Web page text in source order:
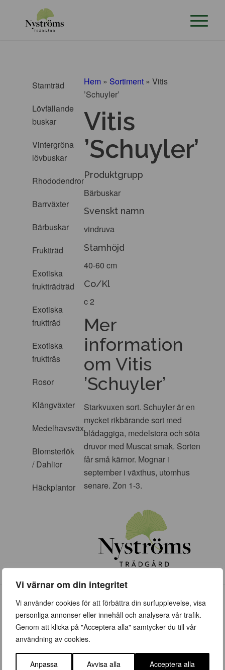
Vi värnar om din integritet
Vi använder cookies för att förbättra din surfupplevelse, visa
personliga annonser eller innehåll och analysera vår trafik.
Genom att klicka på "Acceptera alla" samtycker du till vår
användning av cookies.
Anpassa Avvisa alla Acceptera alla
Stamträd
Lövfällande
buskar
Vintergröna
lövbuskar
Rhododendron
Barrväxter
Bärbuskar
Fruktträd
Exotiska
fruktträdträd
Exotiska
fruktträd
Exotiska
fruktträs
Rosor
Klängväxter
Medelhavsväxter
Blomsterlök
/ Dahlior
Häckplantor
Hem » Sortiment »Vitis
’Schuyler’
Vitis
’Schuyler’
Produktgrupp
Bärbuskar
Svenskt namn
vindruva
Stamhöjd
40-60 cm
Co/Kl
c 2
Mer
information
om Vitis
’Schuyler’
Starkvuxen sort. Schuyler är en
mycket rikbärande sort med
blådaggiga, medelstora och söta
druvor med Muscat smak. Sorten
får små kärnor. Mognar i
september i växthus, utomhus
senare. Zon 1-3.
ÖPPETTIDER
Vår (23 mars – 28 juni)